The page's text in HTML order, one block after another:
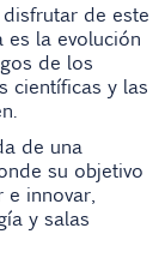
de este
la evolución
de los
científicas y las
de una
su objetivo
innovar,
y salas